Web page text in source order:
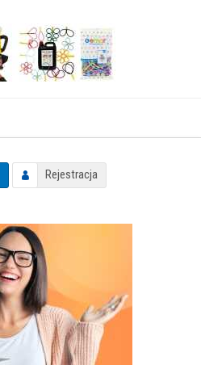
Rejestracja